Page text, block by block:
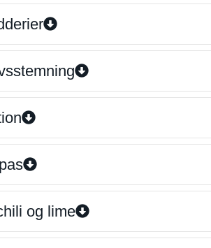
og lime